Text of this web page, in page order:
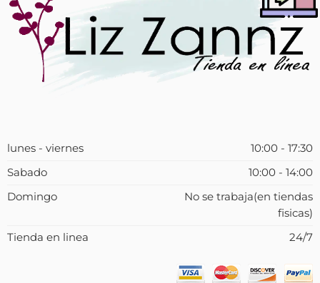
lunes - viernes
10:00 - 17:30
Sabado
10:00 - 14:00
Domingo
No se trabaja(en tiendas
fisicas)
Tienda en linea
24/7